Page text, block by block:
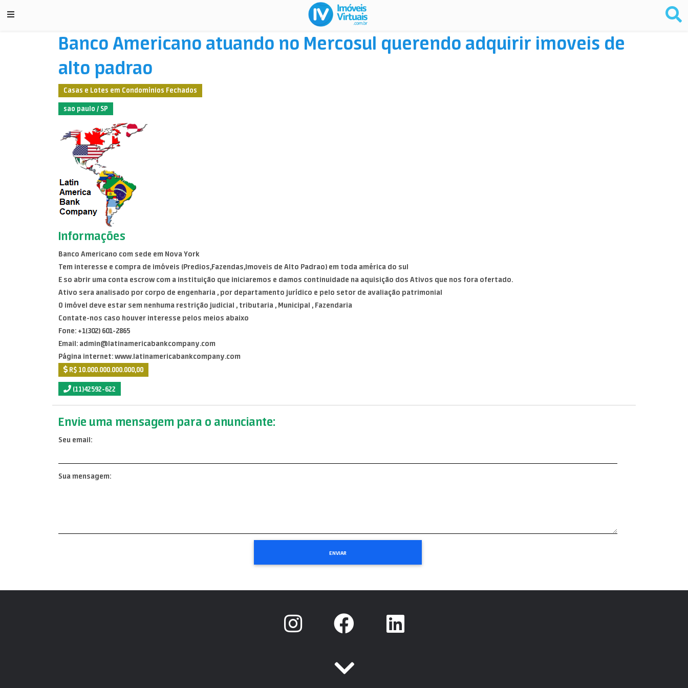
Banco Americano atuando no Mercosul querendo adquirir imoveis de
alto padrao
Casas e Lotes em Condomínios Fechados
sao paulo / SP
Informações
Banco Americano com sede em Nova York
Tem interesse e compra de imóveis (Predios,Fazendas,Imoveis de Alto Padrao) em toda américa do sul
E so abrir uma conta escrow com a instituição que iniciaremos e damos continuidade na aquisição dos Ativos que nos fora ofertado.
Ativo sera analisado por corpo de engenharia , por departamento jurídico e pelo setor de avaliação patrimonial
O imóvel deve estar sem nenhuma restrição judicial , tributaria , Municipal , Fazendaria
Contate-nos caso houver interesse pelos meios abaixo
Fone: +1(302) 601-2865
Email: admin@latinamericabankcompany.com
Página internet: www.latinamericabankcompany.com
R$ 10.000.000.000.000,00
(11)42592-622
Envie uma mensagem para o anunciante:
Seu email:
Sua mensagem: